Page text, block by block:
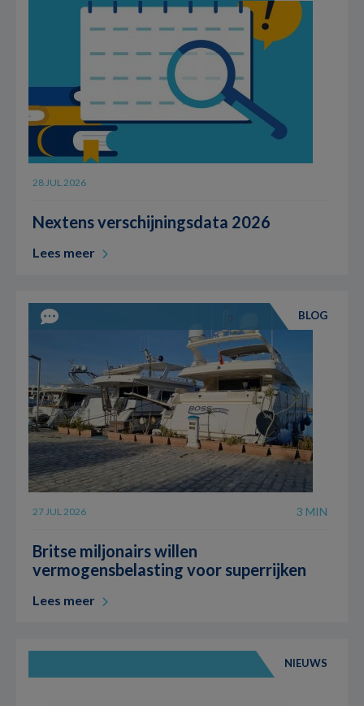
28 JUL 2026
Nextens verschijningsdata 2026
Lees meer
BLOG
27 JUL 2026 3 MIN
Britse miljonairs willen
vermogensbelasting voor superrijken
Lees meer
NIEUWS